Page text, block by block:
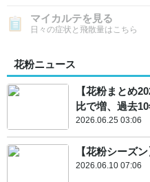
マイカルテを見る
日々の症状と飛散量はこちら
花粉ニュース
【花粉まとめ
比で増、過去
2026.06.25 03:06
【花粉シーズ
2026.06.10 07:06